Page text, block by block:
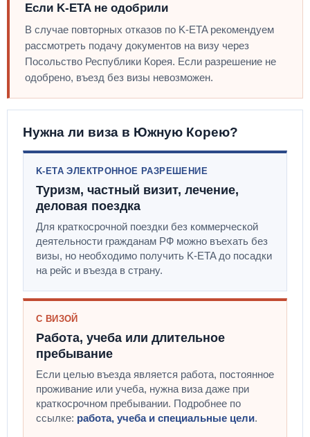
Если K-ETA не одобрили
В случае повторных отказов по K-ETA рекомендуем
рассмотреть подачу документов на визу через
Посольство Республики Корея. Если разрешение не
одобрено, въезд без визы невозможен.
Нужна ли виза в Южную Корею?
K-ETA ЭЛЕКТРОННОЕ РАЗРЕШЕНИЕ
Туризм, частный визит, лечение,
деловая поездка
Для краткосрочной поездки без коммерческой
деятельности гражданам РФ можно въехать без
визы, но необходимо получить K-ETA до посадки
на рейс и въезда в страну.
С ВИЗОЙ
Работа, учеба или длительное
пребывание
Если целью въезда является работа, постоянное
проживание или учеба, нужна виза даже при
краткосрочном пребывании. Подробнее по
ссылке: работа, учеба и специальные цели.